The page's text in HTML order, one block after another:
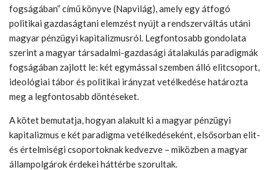
fogságában” című könyve (Napvilág), amely egy átfogó
politikai gazdaságtani elemzést nyújt a rendszerváltás utáni
magyar pénzügyi kapitalizmusról. Legfontosabb gondolata
szerint a magyar társadalmi-gazdasági átalakulás paradigmák
fogságában zajlott le: két egymással szemben álló elitcsoport,
ideológiai tábor és politikai irányzat vetélkedése határozta
meg a legfontosabb döntéseket.
A kötet bemutatja, hogyan alakult ki a magyar pénzügyi
kapitalizmus e két paradigma vetélkedéseként, elsősorban elit-
és értelmiségi csoportoknak kedvezve – miközben a magyar
állampolgárok érdekei háttérbe szorultak.